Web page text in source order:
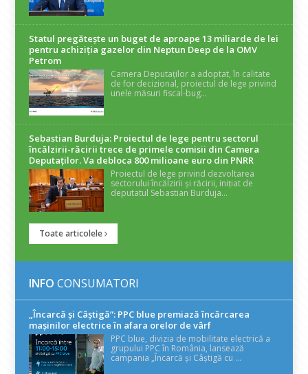
Statul pregătește un buget de aproape 13 miliarde de lei
pentru achiziția gazelor din Neptun Deep de la OMV
Petrom
Camera Deputaților a adoptat, în calitate
de for decizional, proiectul de lege privind
unele măsuri fiscal-bug...
Sebastian Burduja: Proiectul de lege pentru sectorul
încălzirii-răcirii trece de primele comisii din Camera
Deputaților. Va debloca 800 milioane euro din PNRR
Proiectul de lege privind dezvoltarea
sectorului încălzirii și răcirii, inițiat de
deputatul Sebastian Burduja...
Toate articolele
INFO CONSUMATORI
„Încarcă și Câștigă”: PPC blue premiază încărcarea
mașinilor electrice în afara orelor de vârf
PPC blue, divizia de mobilitate electrică a
grupului PPC în România, lansează
campania „Încarcă și Câștigă cu ...